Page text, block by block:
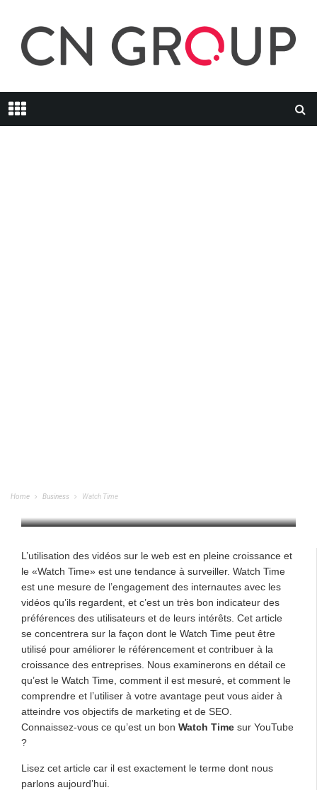
Home Business Watch Time
L’utilisation des vidéos sur le web est en pleine croissance et
le «Watch Time» est une tendance à surveiller. Watch Time
est une mesure de l’engagement des internautes avec les
vidéos qu’ils regardent, et c’est un très bon indicateur des
préférences des utilisateurs et de leurs intérêts. Cet article
se concentrera sur la façon dont le Watch Time peut être
utilisé pour améliorer le référencement et contribuer à la
croissance des entreprises. Nous examinerons en détail ce
qu’est le Watch Time, comment il est mesuré, et comment le
comprendre et l’utiliser à votre avantage peut vous aider à
atteindre vos objectifs de marketing et de SEO.
Connaissez-vous ce qu’est un bon Watch Time sur YouTube
?
Lisez cet article car il est exactement le terme dont nous
parlons aujourd’hui.